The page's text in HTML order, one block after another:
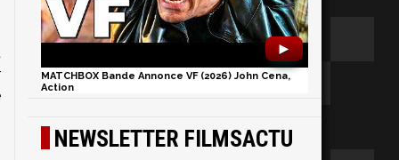
►
MATCHBOX Bande Annonce VF (2026) John Cena,
Action
NEWSLETTER FILMSACTU